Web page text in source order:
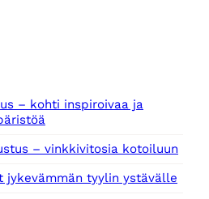
– kohti inspiroivaa ja
– vinkkivitosia kotoiluun
jykevämmän tyylin ystävälle